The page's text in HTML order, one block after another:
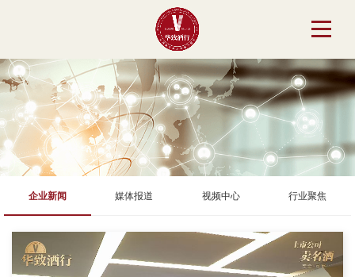
企业新闻 媒体报道 视频中心 行业聚焦